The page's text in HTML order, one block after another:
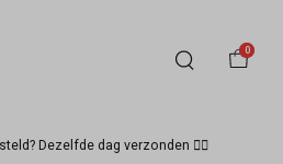
0
Dezelfde dag verzonden 🏃‍♀️